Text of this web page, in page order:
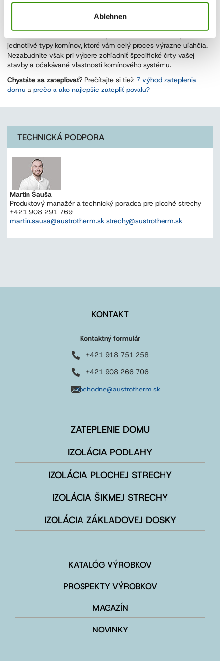
Ablehnen
jednotlivé typy komínov, ktoré vám celý proces výrazne uľahčia.
Nezabudnite však pri výbere zohľadniť špecifické črty vašej
stavby a očakávané vlastnosti komínového systému.
Chystáte sa zatepľovať? Prečítajte si tiež 7 výhod zateplenia
domu a prečo a ako najlepšie zatepliť povalu?
TECHNICKÁ PODPORA
Martin Šauša
Produktový manažér a technický poradca pre ploché strechy
+421 908 291 769
martin.sausa@austrotherm.sk strechy@austrotherm.sk
KONTAKT
Kontaktný formulár
+421 918 751 258
+421 908 266 706
obchodne@austrotherm.sk
ZATEPLENIE DOMU
IZOLÁCIA PODLAHY
IZOLÁCIA PLOCHEJ STRECHY
IZOLÁCIA ŠIKMEJ STRECHY
IZOLÁCIA ZÁKLADOVEJ DOSKY
KATALÓG VÝROBKOV
PROSPEKTY VÝROBKOV
MAGAZÍN
NOVINKY